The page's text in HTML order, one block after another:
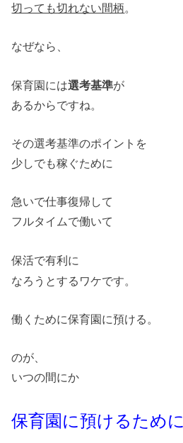
切っても切れない間柄。
なぜなら、
保育園には選考基準が
あるからですね。
その選考基準のポイントを
少しでも稼ぐために
急いで仕事復帰して
フルタイムで働いて
保活で有利 に
なろうとするワケです。
働くために保育園に預ける。
のが、
いつの間にか
保育園に預けるために